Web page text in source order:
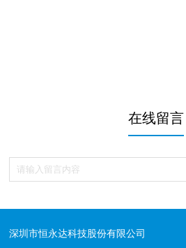
在线留言
深圳市恒永达科技股份有限公司